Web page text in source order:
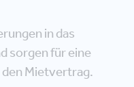
in das
sorgen für eine
Mietvertrag.